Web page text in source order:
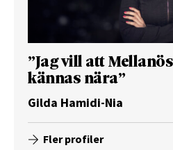
”Jag vill att
kännas nära”
Gilda Hamidi-Nia
Fler profiler